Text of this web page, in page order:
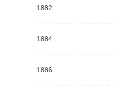
1882
1884
1886